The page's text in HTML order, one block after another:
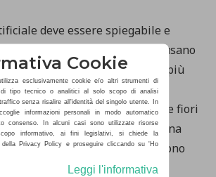
deve essere spiegabile e
capire dagli utenti che la usano
si stanno affidando sempre di più
e ai modelli di
ma non è tutto rose e fiori
l’intelligenza artificiale ed una
preoccupazioni è “come possono
Tra…
Cookie
esclusivamente cookie e/o altri strumenti di
di tipo tecnico o analitici al solo scopo di analisi
senza risalire all'identità del singolo utente. In
informazioni personali in modo automatico
consenso. In alcuni casi sono utilizzate risorse
informativo, ai fini legislativi, si chiede la
della Privacy Policy e proseguire cliccando su 'Ho
Leggi l'informativa